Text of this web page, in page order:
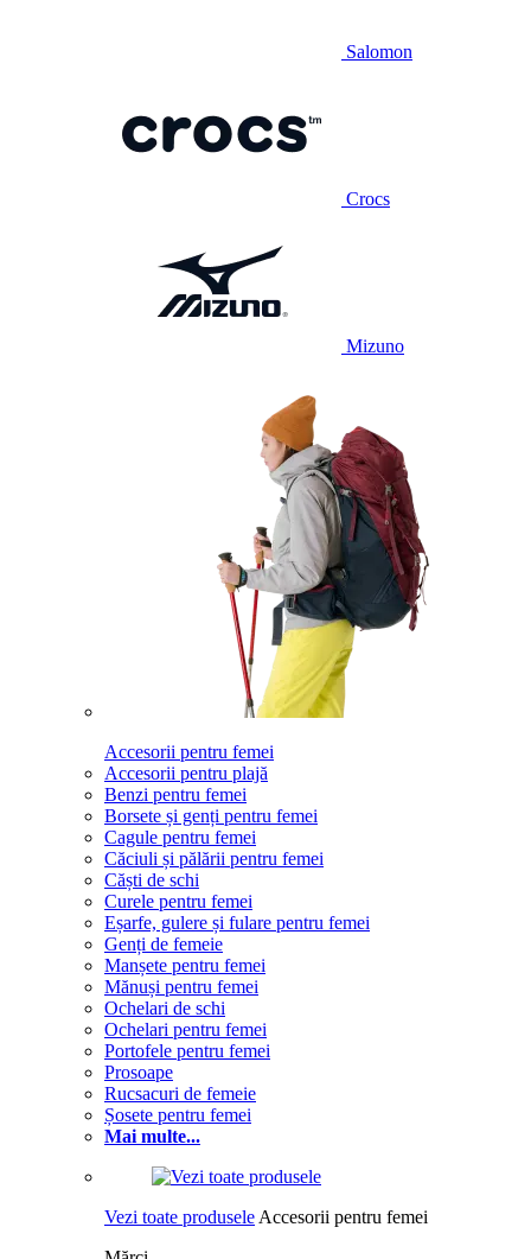
Salomon
Crocs
Mizuno
Accesorii pentru femei
Accesorii pentru plajă
Benzi pentru femei
Borsete și genți pentru femei
Cagule pentru femei
Căciuli și pălării pentru femei
Căști de schi
Curele pentru femei
Eșarfe, gulere și fulare pentru femei
Genți de femeie
Manșete pentru femei
Mănuși pentru femei
Ochelari de schi
Ochelari pentru femei
Portofele pentru femei
Prosoape
Rucsacuri de femeie
Șosete pentru femei
Mai multe...
Vezi toate produsele Accesorii pentru femei